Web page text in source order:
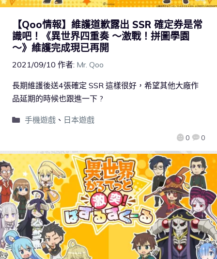
【Qoo情報】維護道歉露出 SSR 確定券是常
識吧！《異世界四重奏 ～激戰！拼圖學園
～》維護完成現已再開
2021/09/10 作者: Mr. Qoo
0 0
長期維護後送4張確定 SSR 這樣很好，希望其他大廠作
品延期的時候也跟進一下 ?
手機遊戲、 日本遊戲